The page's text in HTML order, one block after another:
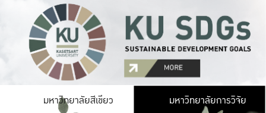
มหาวิทยาลัยสีเขียว มหาวิ
มหาวิทยาลัยการวิจัย